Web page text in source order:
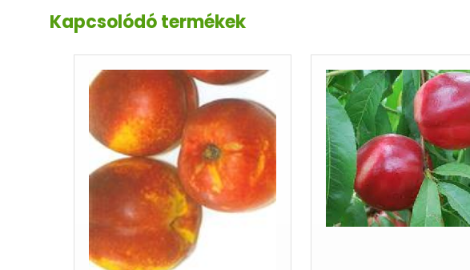
Kapcsolódó termékek